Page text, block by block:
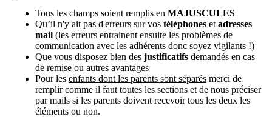
Tous les champs soient remplis en MAJUSCULES
Qu’il n'y ait pas d'erreurs sur vos téléphones et adresses
mail (les erreurs entrainent ensuite les problèmes de
communication avec les adhérents donc soyez vigilants !)
Que vous disposez bien des justificatifs demandés en cas
de remise ou autres avantages
Pour les enfants dont les parents sont séparés merci de
remplir comme il faut toutes les sections et de nous préciser
par mails si les parents doivent recevoir tous les deux les
éléments ou non.